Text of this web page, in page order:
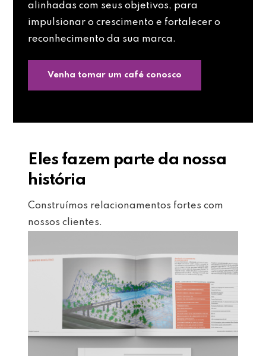
alinhadas com seus objetivos, para
impulsionar o crescimento e fortalecer o
reconhecimento da sua marca.
Venha tomar um café conosco
Eles fazem parte da nossa
história
Construímos relacionamentos fortes com
nossos clientes.